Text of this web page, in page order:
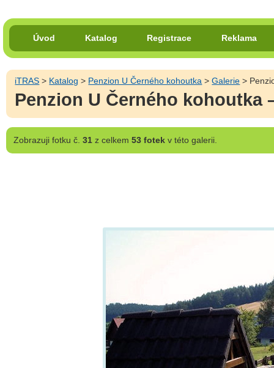
Úvod Katalog Registrace Reklama
iTRAS > Katalog > Penzion U Černého kohoutka >Galerie >
Penzion U Černého kohoutka
Zobrazujifotku č. 31z celkem 53 fotekv této galerii.